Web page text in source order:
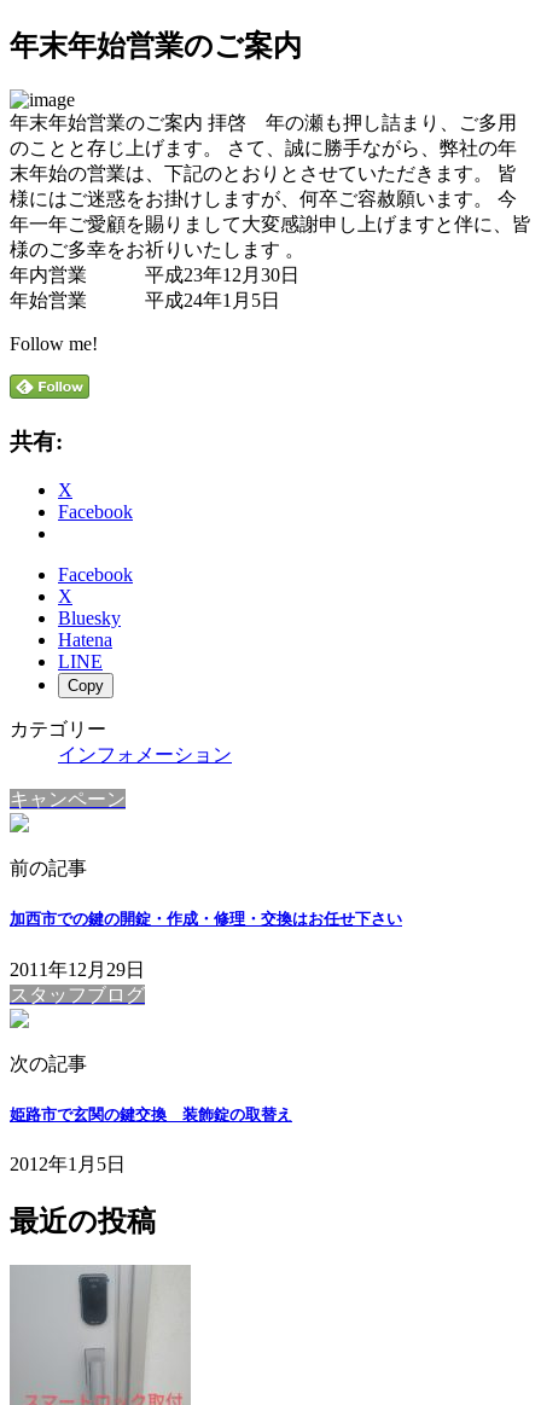
年末年始営業のご案内
年末年始営業のご案内 拝啓 年の瀬も押し詰まり、ご多用
のことと存じ上げます。 さて、誠に勝手ながら、弊社の年
末年始の営業は、下記のとおりとさせていただきます。 皆
様にはご迷惑をお掛けしますが、何卒ご容赦願います。 今
年一年ご愛顧を賜りまして大変感謝申し上げますと伴に、皆
様のご多幸をお祈りいたします 。
年内営業 平成23年12月30日
年始営業 平成24年1月5日
Follow me!
共有:
X
Facebook
Facebook
X
Bluesky
Hatena
LINE
Copy
カテゴリー
インフォメーション
キャンペーン
前の記事
加西市での鍵の開錠・作成・修理・交換はお任せ下さい
2011年12月29日
スタッフブログ
次の記事
姫路市で玄関の鍵交換 装飾錠の取替え
2012年1月5日
最近の投稿